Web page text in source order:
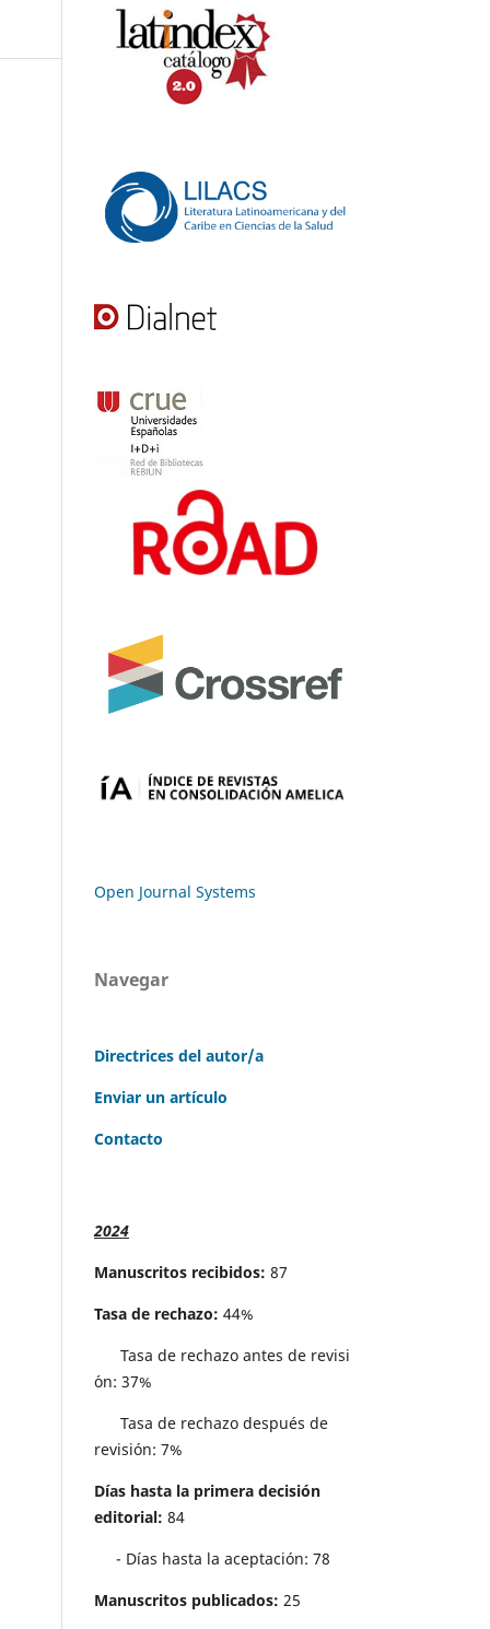
Open Journal Systems
Navegar
Directrices del autor/a
Enviar un artículo
Contacto
2024
Manuscritos recibidos: 87
Tasa de rechazo: 44%
Tasa de rechazo antes de revisi
´on: 37%
Tasa de rechazo después de
revisión: 7%
Días hasta la primera decisión
editorial: 84
- Días hasta la aceptación: 78
Manuscritos publicados: 25